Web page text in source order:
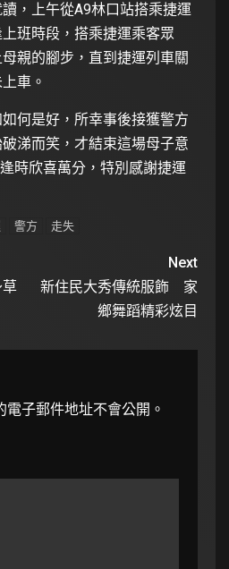
，上午從A9林口站搭乘捷運
班時段，搭乘捷運乘客眾
親的腳步，直到捷運列車關
車。
何是好，所幸事後接獲警方
涕而笑，才結束這場母子意
時欣喜萬分，特別感謝捷運
警方 走失
Next
新住民大秀傳統服飾 家
鄉舞蹈精彩炫目
子郵件地址不會公開。